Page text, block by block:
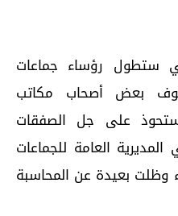
ستطول رؤساء جماعات
بعض أصحاب مكاتب
على جل الصفقات
العامة للجماعات
بعيدة عن المحاسبة